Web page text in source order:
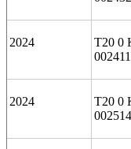
2024
T20 0
2024
T20 0